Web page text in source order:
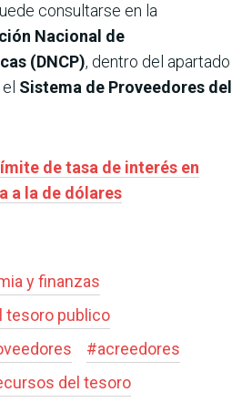
consultarse en la
Nacional de
(DNCP), dentro del apartado
Sistema de Proveedores del
de tasa de interés en
a la de dólares
y finanzas
tesoro publico
#acreedores
del tesoro